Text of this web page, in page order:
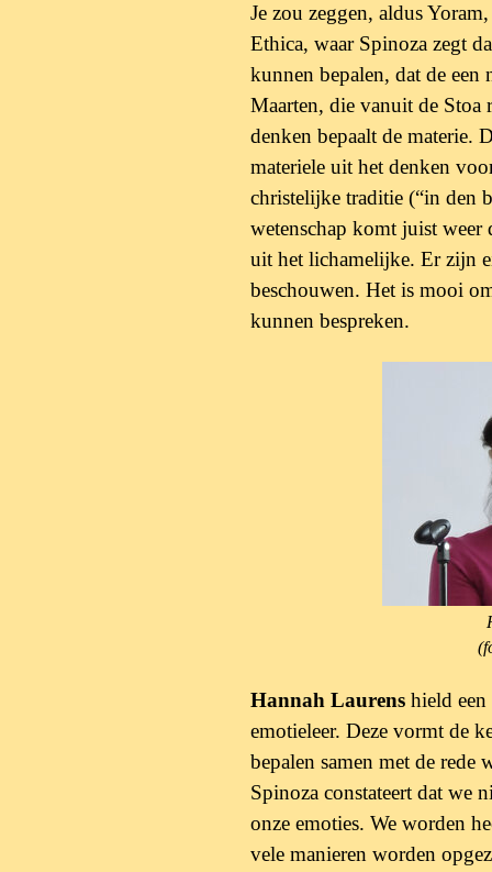
Je zou zeggen, aldus
Ethica, waar Spinoza zegt
kunnen bepalen, dat de een
Maarten, die vanuit de Stoa
denken bepaalt de materie.
materiele uit het denken
christelijke traditie (“in den
wetenschap komt juist weer
uit het lichamelijke. Er zijn
beschouwen. Het is mooi
kunnen bespreken.
Hannah Laurens hield een
emotieleer. Deze vormt de
bepalen samen met de rede
Spinoza constateert dat we
onze emoties. We worden
vele manieren worden